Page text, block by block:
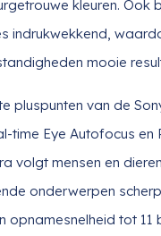
kleuren. Ook
indrukwekkend,
mooie
pluspunten van de
time Eye Autofocus en
volgt mensen en
onderwerpen
opnamesnelheid tot 11